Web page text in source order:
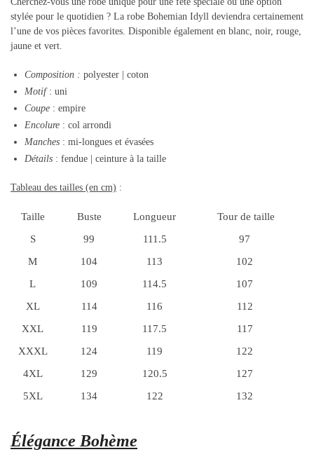
stylée pour le quotidien ? La robe Bohemian Idyll deviendra certainement
l’une de vos pièces favorites. Disponible également en blanc, noir, rouge,
jaune et vert.
Composition : polyester | coton
Motif: uni
Coupe : empire
Encolure : col arrondi
Manches : mi-longues et évasées
Détails : fendue | ceinture à la taille
Tableau des tailles (en cm) :
Taille Buste Longueur
Tour de taille
S
99 111.5
97
M
104 113
102
L
109 114.5
107
XL
114 116
112
XXL
119 117.5
117
XXXL
124 119
122
4XL
129 120.5
127
5XL
134 122 132
Élégance Bohème